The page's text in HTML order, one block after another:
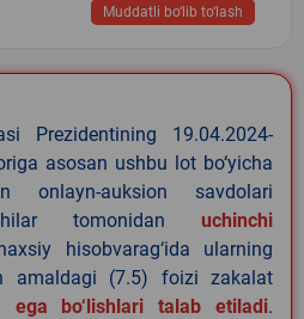
Muddatli bo‘lib to‘lash
Prezidentining 19.04.2024-
asosan ushbu lot bo‘yicha
onlayn-auksion savdolari
tomonidan uchinchi
hisobvarag‘ida ularning
amaldagi (7.5) foizi zakalat
ega bo‘lishlari talab etiladi.